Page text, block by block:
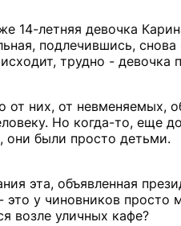
14-летняя девочка
подлечившись,
трудно - девочка
от них, от невменяемых,
Но когда-то, еще
они были просто детьми.
эта, объявленная
это у чиновников просто
возле уличных кафе?